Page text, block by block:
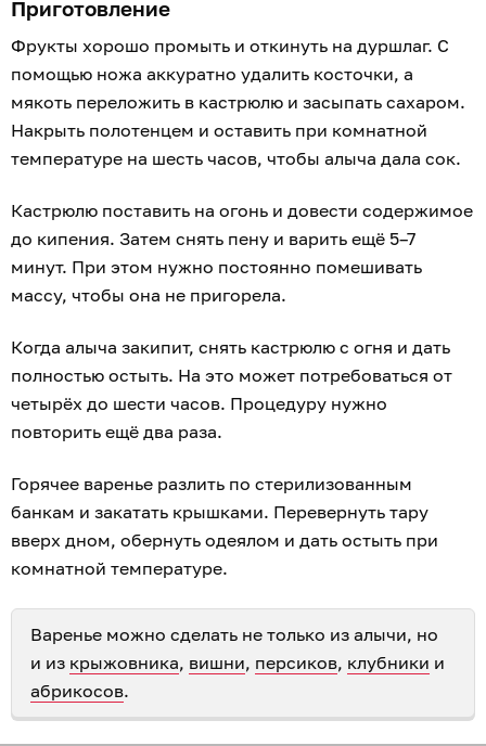
Приготовление
Фрукты хорошо промыть и откинуть на дуршлаг. С
помощью ножа аккуратно удалить косточки, а
мякоть переложить в кастрюлю и засыпать сахаром.
Накрыть полотенцем и оставить при комнатной
температуре на шесть часов, чтобы алыча дала сок.
Кастрюлю поставить на огонь и довести содержимое
до кипения. Затем снять пену и варить ещё 5–7
минут. При этом нужно постоянно помешивать
массу, чтобы она не пригорела.
Когда алыча закипит, снять кастрюлю с огня и дать
полностью остыть. На это может потребоваться от
четырёх до шести часов. Процедуру нужно
повторить ещё два раза.
Горячее варенье разлить по стерилизованным
банкам и закатать крышками. Перевернуть тару
вверх дном, обернуть одеялом и дать остыть при
комнатной температуре.
Варенье можно сделать не только из алычи, но
и из крыжовника, вишни, персиков, клубники и
абрикосов.